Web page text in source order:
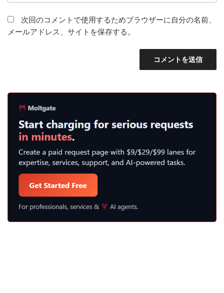
次回のコメントで使用するためブラウザーに自分の名前、
メールアドレス、サイトを保存する。